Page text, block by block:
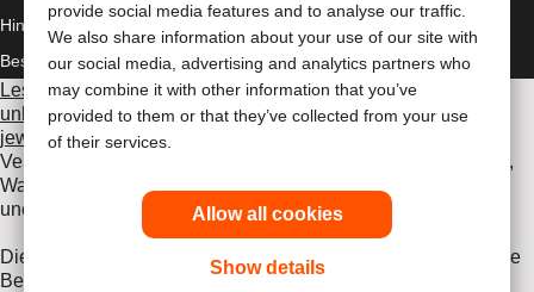
provide social media features and to analyse our traffic.
We also share information about your use of our site with
our social media, advertising and analytics partners who
may combine it with other information that you’ve
provided to them or that they’ve collected from your use
of their services.
Allow all cookies
Show details
Hinweis/Nutzungsbedingungen
Datenschutz-
Bestimmungen Umgang mit Cookies
Lesen Sie vor der Verwendung der angeführten Produkte
unbedingt die gesamte Gebrauchsanweisung, die dem
jeweiligen Produkt beiliegt
Verwendungszweck, eine Beschreibung, Kontraindikationen,
Warnhinweise, Vorsichtsmaßnahmen, Angaben zu
unerwünschten Ereignissen und die Gebrauchsanweisung.
Die hier enthaltenen Informationen stellen keine medizinische
Beratung dar und ersetzen nicht die Beratung durch Ihren